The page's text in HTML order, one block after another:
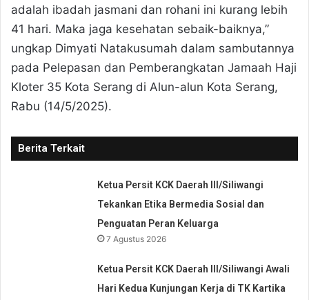
adalah ibadah jasmani dan rohani ini kurang lebih
41 hari. Maka jaga kesehatan sebaik-baiknya,”
ungkap Dimyati Natakusumah dalam sambutannya
pada Pelepasan dan Pemberangkatan Jamaah Haji
Kloter 35 Kota Serang di Alun-alun Kota Serang,
Rabu (14/5/2025).
Berita Terkait
Ketua Persit KCK Daerah III/Siliwangi
Tekankan Etika Bermedia Sosial dan
Penguatan Peran Keluarga
7 Agustus 2026
Ketua Persit KCK Daerah III/Siliwangi Awali
Hari Kedua Kunjungan Kerja di TK Kartika